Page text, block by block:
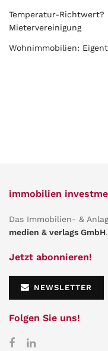
Temperatur-
Mietervereinigung
Wohnimmobilien:
immobilien
Das Immobilien- &
medien & verlags GmbH.
Jetzt abonnieren!
NEWSLETTER
Folgen Sie uns!